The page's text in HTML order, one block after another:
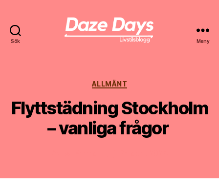
Sök Meny
Kategorier
ALLMÄNT
Flyttstädning Stockholm
– vanliga frågor